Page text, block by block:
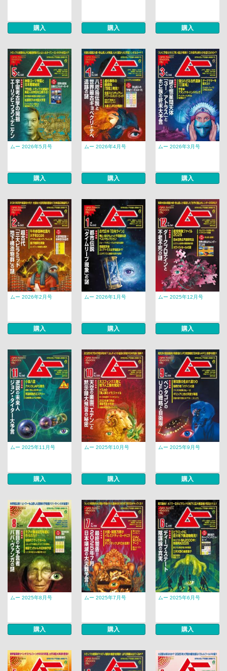
購入 購入 購入
ムー 2026年5月号
購入
ムー 2026年4月号
購入
ムー 2026年3月号
購入
ムー 2026年2月号
購入
ムー 2026年1月号
購入
ムー 2025年12月号
購入
ムー 2025年11月号
購入
ムー 2025年10月号
購入
ムー 2025年9月号
購入
ムー 2025年8月号
購入
ムー 2025年7月号
購入
ムー 2025年6月号
購入